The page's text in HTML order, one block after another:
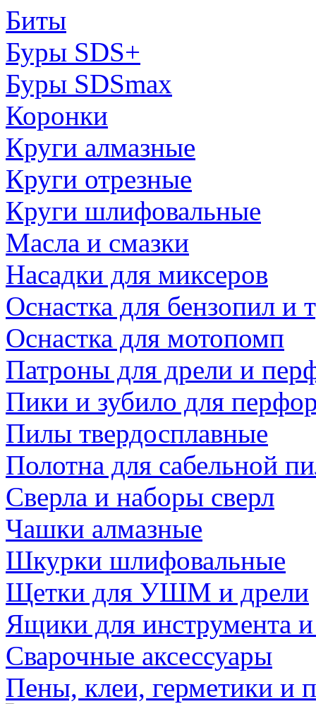
Биты
Буры SDS+
Буры SDSmax
Коронки
Круги алмазные
Круги отрезные
Круги шлифовальные
Масла и смазки
Насадки для миксеров
Оснастка для бензопил и
Оснастка для мотопомп
Патроны для дрели и
Пики и зубило для
Пилы твердосплавные
Полотна для сабельной
Сверла и наборы сверл
Чашки алмазные
Шкурки шлифовальные
Щетки для УШМ и дрели
Ящики для инструмента
Сварочные аксессуары
Пены, клеи, герметики и